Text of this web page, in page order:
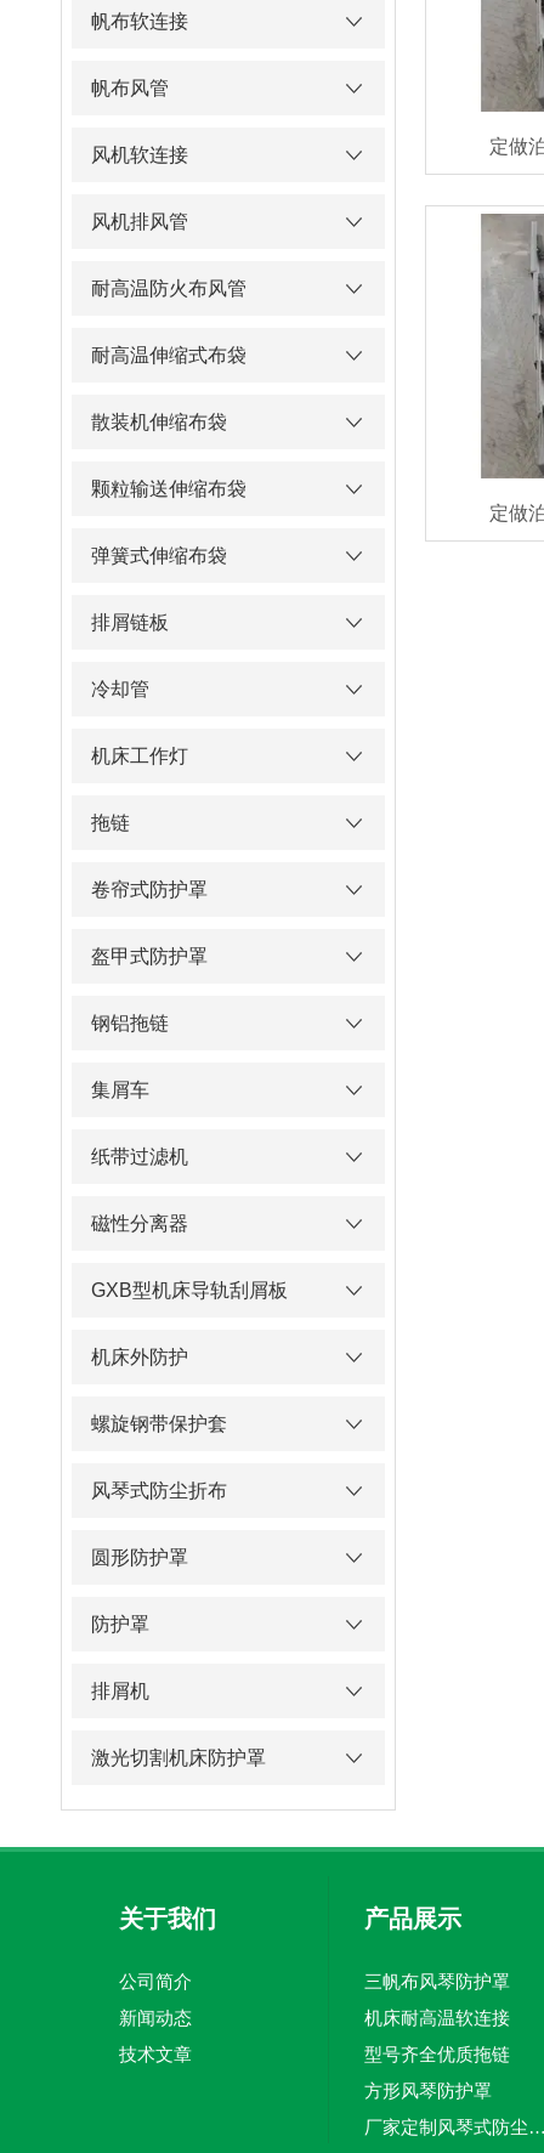
帆布软连接
帆布风管
风机软连接
风机排风管
耐高温防火布风管
耐高温伸缩式布袋
散装机伸缩布袋
颗粒输送伸缩布袋
弹簧式伸缩布袋
排屑链板
冷却管
机床工作灯
拖链
卷帘式防护罩
盔甲式防护罩
钢铝拖链
集屑车
纸带过滤机
磁性分离器
GXB型机床导轨刮屑板
机床外防护
螺旋钢带保护套
风琴式防尘折布
圆形防护罩
防护罩
排屑机
激光切割机床防护罩
定做
定做
关于我们
公司简介
新闻动态
技术文章
产品展示
三帆布风琴防护罩
机床耐高温软连接
型号齐全优质拖链
方形风琴防护罩
厂家定制风琴式